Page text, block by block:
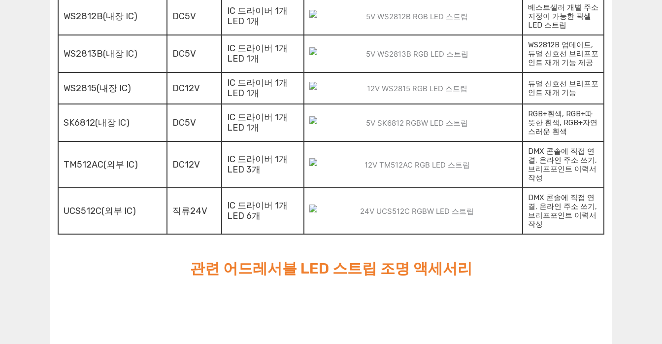
WS2812B(내장 IC) DC5V
IC 드라이버 1개
LED 1개
베스트셀러 개별 주소
지정이 가능한 픽셀
LED 스트립
WS2813B(내장 IC) DC5V
IC 드라이버 1개
LED 1개
WS2812B 업데이트,
듀얼 신호선 브리프포
인트 재개 기능 제공
WS2815(내장 IC) DC12V
IC 드라이버 1개
LED 1개
듀얼 신호선 브리프포
인트 재개 기능
SK6812(내장 IC) DC5V
IC 드라이버 1개
LED 1개
RGB+흰색, RGB+따
뜻한 흰색, RGB+자연
스러운 흰색
TM512AC(외부 IC) DC12V
IC 드라이버 1개
LED 3개
DMX 콘솔에 직접 연
결, 온라인 주소 쓰기,
브리프포인트 이력서
작성
UCS512C(외부 IC) 직류24V
IC 드라이버 1개
LED 6개
DMX 콘솔에 직접 연
결, 온라인 주소 쓰기,
브리프포인트 이력서
작성
관련 어드레서블 LED 스트립 조명 액세서리